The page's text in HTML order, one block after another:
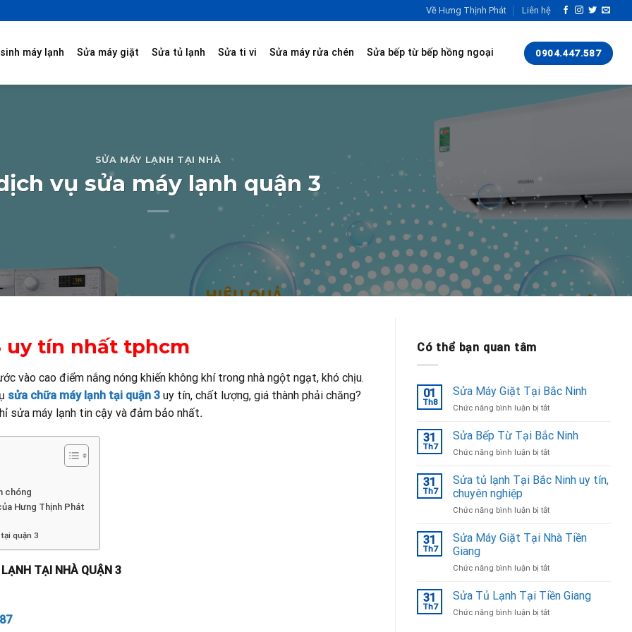
Về Hưng Thịnh Phát Liên hệ
máy lạnh Sửa máy giặt Sửa tủ lạnh Sửa ti vi Sửa máy rửa chén Sửa bếp từ bếp hồng ngoại 0904.447.587
SỬA MÁY LẠNH TẠI NHÀ
vụ sửa máy lạnh quận 3
uy tín nhất tphcm
vào cao điểm nắng nóng khiến không khí trong nhà ngột ngạt, khó chịu.
sửa chữa máy lạnh tại quận 3 uy tín, chất lượng, giá thành phải chăng?
sửa máy lạnh tin cậy và đảm bảo nhất.
chóng
Hưng Thịnh Phát
quận 3
TẠI NHÀ QUẬN 3
Có thể bạn quan tâm
01
Th8
Sửa Máy Giặt Tại Bắc Ninh
Chức năng bình luận bị tắtở
Máy
Tại
Ninh
31
Th7
Sửa Bếp Từ Tại Bắc Ninh
Chức năng bình luận bị tắtở
Bếp
Bắc
31
Th7
Sửa tủ lạnh Tại Bắc Ninh uy tín,
chuyên nghiệp
Chức năng bình luận bị tắtở
tủ
Bắc
uy
chuyên
31
Th7
Sửa Máy Giặt Tại Nhà Tiền
Giang
Chức năng bình luận bị tắtở
Máy
Giặt
Tại
31
Th7
Sửa Tủ Lạnh Tại Tiền Giang
Chức năng bình luận bị tắtở